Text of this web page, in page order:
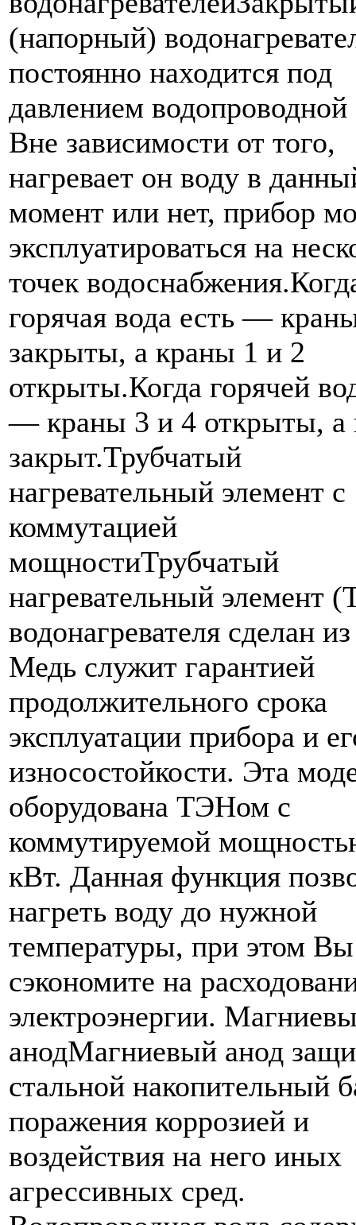
(напорный)
постоянно находится под
давлением водопроводной
Вне зависимости от того,
нагревает он воду в
момент или нет, прибор
эксплуатироваться на
точек
горячая вода есть —
закрыты, а краны 1 и 2
открыты.Когда горячей
— краны 3 и 4 открыты, а
закрыт.Трубчатый
нагревательный элемент с
коммутацией
мощностиТрубчатый
нагревательный элемент
водонагревателя сделан
Медь служит гарантией
продолжительного срока
эксплуатации прибора и
износостойкости. Эта
оборудована ТЭНом с
коммутируемой
кВт. Данная функция
нагреть воду до нужной
температуры, при этом Вы
сэкономите на
электроэнергии.
анодМагниевый анод
стальной накопительный
поражения коррозией и
воздействия на него иных
агрессивных сред.